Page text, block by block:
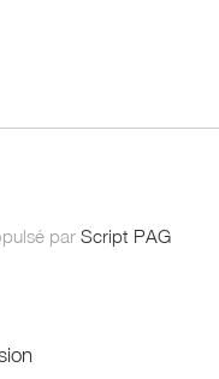
par Script PAG